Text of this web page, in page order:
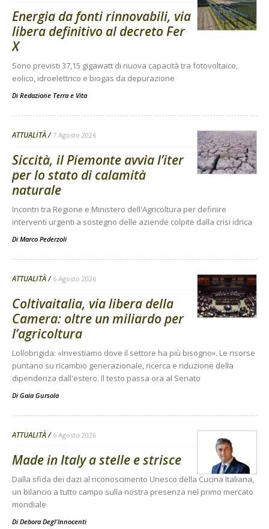
Energia da fonti rinnovabili, via
libera definitivo al decreto Fer
X
Sono previsti 37,15 gigawatt di nuova capacità tra fotovoltaico,
eolico, idroelettrico e biogas da depurazione
Di Redazione Terra e Vita
ATTUALITÀ 7 Agosto 2026
Siccità, il Piemonte avvia l’iter
per lo stato di calamità
naturale
Incontri tra Regione e Ministero dell'Agricoltura per definire
interventi urgenti a sostegno delle aziende colpite dalla crisi idrica
Di Marco Pederzoli
ATTUALITÀ 6 Agosto 2026
Coltivaitalia, via libera della
Camera: oltre un miliardo per
l’agricoltura
Lollobrigida: «Investiamo dove il settore ha più bisogno». Le risorse
puntano su ricambio generazionale, ricerca e riduzione della
dipendenza dall'estero. Il testo passa ora al Senato
Di Gaia Gursola
ATTUALITÀ 6 Agosto 2026
Made in Italy a stelle e strisce
Dalla sfida dei dazi al riconoscimento Unesco della Cucina Italiana,
un bilancio a tutto campo sulla nostra presenza nel primo mercato
mondiale
Di Debora Degl'Innocenti